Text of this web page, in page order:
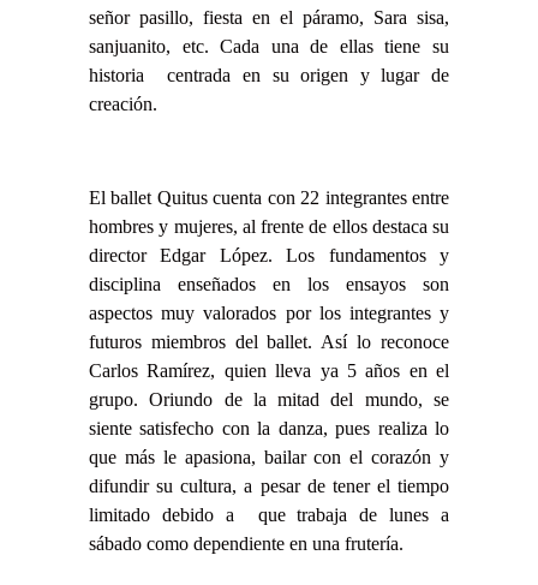
señor pasillo, fiesta en el páramo, Sara sisa,
sanjuanito, etc. Cada una de ellas tiene su
historia centrada en su origen y lugar de
creación.
El ballet Quitus cuenta con 22 integrantes entre
hombres y mujeres, al frente de ellos destaca su
director Edgar López. Los fundamentos y
disciplina enseñados en los ensayos son
aspectos muy valorados por los integrantes y
futuros miembros del ballet. Así lo reconoce
Carlos Ramírez, quien lleva ya 5 años en el
grupo. Oriundo de la mitad del mundo, se
siente satisfecho con la danza, pues realiza lo
que más le apasiona, bailar con el corazón y
difundir su cultura, a pesar de tener el tiempo
limitado debido a que trabaja de lunes a
sábado como dependiente en una frutería.